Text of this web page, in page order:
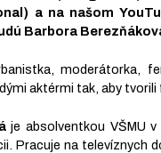
a na našom
Barbora
moderátorka,
aktérmi tak, aby
je absolventkou VŠMU v
Pracuje na televíznych